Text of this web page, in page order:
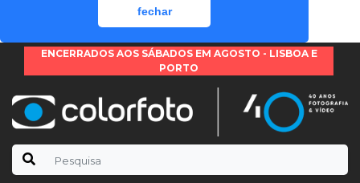
fechar
ENCERRADOS AOS SÁBADOS EM AGOSTO - LISBOA E
PORTO